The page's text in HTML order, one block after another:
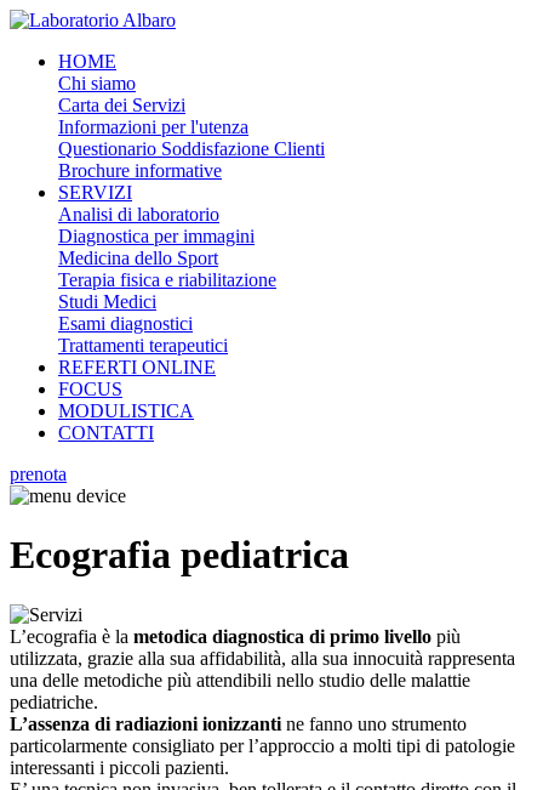
HOME
Chi siamo
Carta dei Servizi
Informazioni per l'utenza
Questionario Soddisfazione Clienti
Brochure informative
SERVIZI
Analisi di laboratorio
Diagnostica per immagini
Medicina dello Sport
Terapia fisica e riabilitazione
Studi Medici
Esami diagnostici
Trattamenti terapeutici
REFERTI ONLINE
FOCUS
MODULISTICA
CONTATTI
prenota
Ecografia pediatrica
L’ecografia è la metodica diagnostica di primo livello più
utilizzata, grazie alla sua affidabilità, alla sua innocuità rappresenta
una delle metodiche più attendibili nello studio delle malattie
pediatriche.
L’assenza di radiazioni ionizzanti ne fanno uno strumento
particolarmente consigliato per l’approccio a molti tipi di patologie
interessanti i piccoli pazienti.